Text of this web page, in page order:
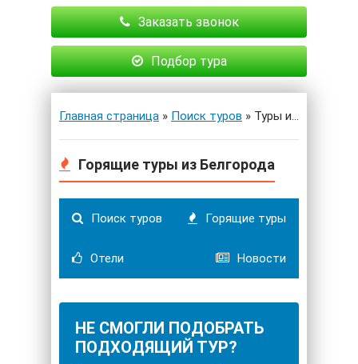
Заказать звонок
Подбор тура
Главная страница » Поиск туров » Туры из Белгорода
Горящие туры из Белгорода
Поиск туров Горящие туры
Отели Новости
НЕ СМОГЛИ ПОДОБРАТЬ
ПОДХОДЯЩИЙ ТУР?